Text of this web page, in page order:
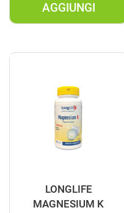
AGGIUNGI
AGGIUNGI
MAG-
CARRELLO
LONGLIFE
MAGNESIUM K